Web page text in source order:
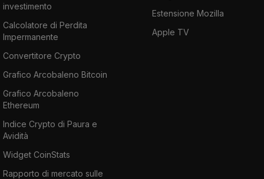
investimento
Calcolatore di Perdita
Impermanente
Convertitore Crypto
Grafico Arcobaleno Bitcoin
Grafico Arcobaleno
Ethereum
Indice Crypto di Paura e
Avidità
Widget CoinStats
Rapporto di mercato sulle
Estensione Mozilla
Apple TV